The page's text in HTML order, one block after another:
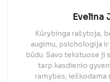
Evelina
Kūrybinga rašytoja,
augimu, psichologija
būdu. Savo tekstuose ji
tarp kasdienio
ramybės, ieškodama